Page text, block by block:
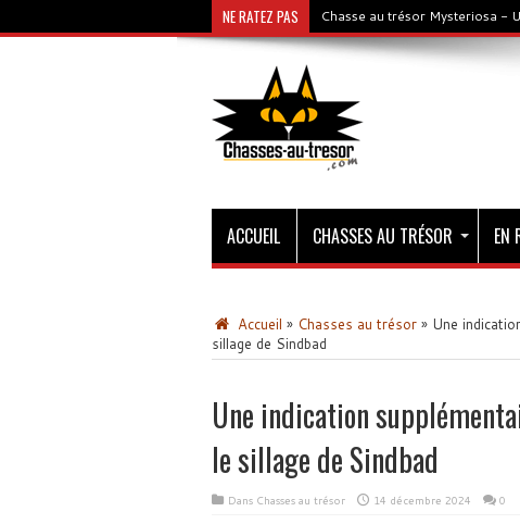
NE RATEZ PAS Chasse au trésor Mysteriosa -
ACCUEIL CHASSES AU TRÉSOR EN
Accueil » Chasses au trésor » Une
sillage de Sindbad
Une indication
le sillage de Sindbad
Dans Chasses au trésor 14 décembre 2024 0